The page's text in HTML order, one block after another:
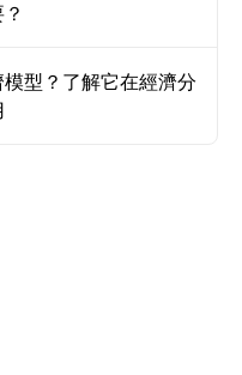
型？了解它在經濟分